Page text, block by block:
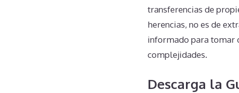
transferencias de
herencias, no es de
informado para tomar
complejidades.
Descarga la